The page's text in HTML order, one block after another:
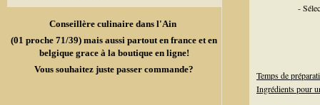
Conseillère culinaire dans l'Ain
(01 proche 71/39) mais aussi partout en france et en
belgique grace à la boutique en ligne!
Vous souhaitez juste passer commande?
-
Temps de
Ingrédients pour